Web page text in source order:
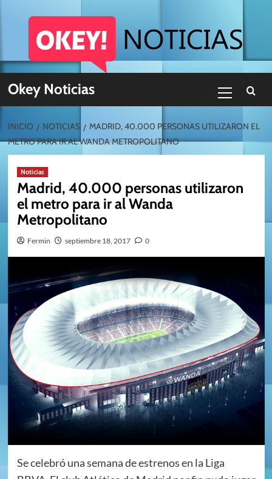
Okey Noticias
primario
INICIO NOTICIAS
MADRID, 40.000 PERSONAS UTILIZARON EL
METRO PARA IR AL WANDA METROPOLITANO
Noticias
Madrid, 40.000 personas utilizaron
el metro para ir al Wanda
Metropolitano
Fermin septiembre 18, 2017 0
Se celebró una semana de estrenos en la Liga